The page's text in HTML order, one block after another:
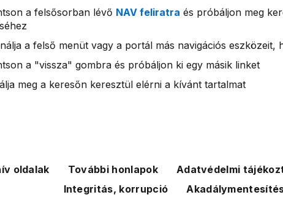
a felsősorban lévő NAV feliratra és próbáljon meg
a felső menüt vagy a portál más navigációs eszközeit,
a "vissza" gombra és próbáljon ki egy másik linket
meg a keresőn keresztül elérni a kívánt tartalmat
oldalak További honlapok Adatvédelmi
Integritás, korrupció